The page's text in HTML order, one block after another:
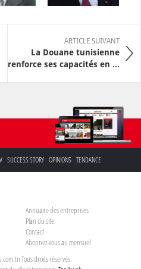
ARTICLE SUIVANT
La Douane tunisienne
renforce ses capacités en ...
SUCCESS STORY OPINIONS TENDANCE
Annuaire des entreprises
Plan du site
Contact
Abonnez-vous au mensuel
Tous droits réservés.